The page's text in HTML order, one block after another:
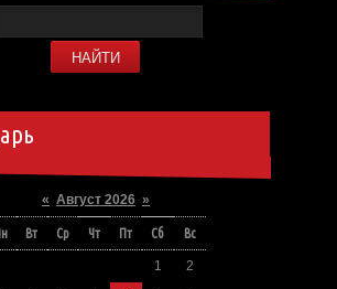
« Август 2026 »
Вт Ср Чт Пт Сб Вс
1 2